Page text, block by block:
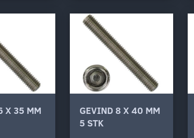
X 35 MM
GEVIND 8 X 40 MM
5 STK